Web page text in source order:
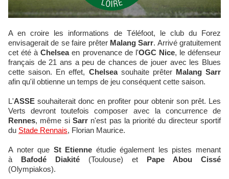
A en croire les informations de Téléfoot, le club du Forez
envisagerait de se faire prêter Malang Sarr. Arrivé gratuitement
cet été àChelseaen provenance de l'OGC Nice, le défenseur
français de 21 ans a peu de chances de jouer avec les Blues
cette saison. En effet, Chelseasouhaite prêter Malang Sarr
afin qu'il obtienne un temps de jeu conséquent cette saison.
L'ASSE souhaiterait donc en profiter pour obtenir son prêt. Les
Verts devront toutefois composer avec la concurrence de
Rennes, même si Sarrn'est pas la priorité du directeur sportif
du Stade Rennais, Florian Maurice.
A noter que St Etienne étudie également les pistes menant
à Bafodé Diakité (Toulouse) et Pape Abou Cissé
(Olympiakos).